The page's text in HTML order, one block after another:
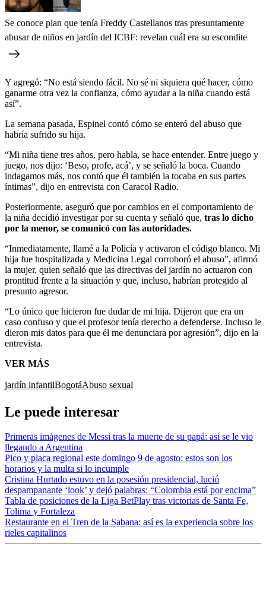
Se conoce plan que tenía Freddy Castellanos tras presuntamente
abusar de niños en jardín del ICBF: revelan cuál era su escondite
Y agregó: “No está siendo fácil. No sé ni siquiera qué hacer, cómo
ganarme otra vez la confianza, cómo ayudar a la niña cuando está
así”.
La semana pasada, Espinel contó cómo se enteró del abuso que
habría sufrido su hija.
“Mi niña tiene tres años, pero habla, se hace entender. Entre juego y
juego, nos dijo: ‘Beso, profe, acá’, y se señaló la boca. Cuando
indagamos más, nos contó que él también la tocaba en sus partes
íntimas”, dijo en entrevista con Caracol Radio.
Posteriormente, aseguró que por cambios en el comportamiento de
la niña decidió investigar por su cuenta y señaló que, tras lo dicho
por la menor, se comunicó con las autoridades.
“Inmediatamente, llamé a la Policía y activaron el código blanco. Mi
hija fue hospitalizada y Medicina Legal corroboró el abuso”, afirmó
la mujer, quien señaló que las directivas del jardín no actuaron con
prontitud frente a la situación y que, incluso, habrían protegido al
presunto agresor.
“Lo único que hicieron fue dudar de mi hija. Dijeron que era un
caso confuso y que el profesor tenía derecho a defenderse. Incluso le
dieron mis datos para que él me denunciara por agresión”, dijo en la
entrevista.
VER MÁS
jardín infantilBogotáAbuso sexual
Le puede interesar
Primeras imágenes de Messi tras la muerte de su papá: así se le vio
llegando a Argentina
Pico y placa regional este domingo 9 de agosto: estos son los
horarios y la multa si lo incumple
Cristina Hurtado estuvo en la posesión presidencial, lució
despampanante ‘look’ y dejó palabras: “Colombia está por encima”
Tabla de posiciones de la Liga BetPlay tras victorias de Santa Fe,
Tolima y Fortaleza
Restaurante en el Tren de la Sabana: así es la experiencia sobre los
rieles capitalinos